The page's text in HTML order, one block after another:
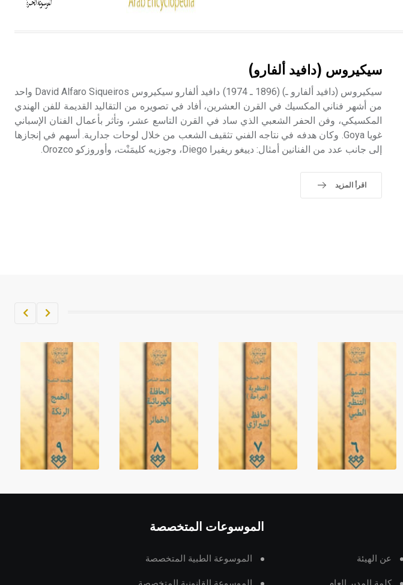
الحجم ويسمى الش
الإنكليزية أب
- هل تعلم أن أبجر Abgar اسم معروف
جيداً يعود إلى عدد من الملوك الذين
سيكيروس (دافيد ألفارو)
سيكيروس (دافيد ألفارو ـ) (1896 ـ 1974) دافيد ألفارو سيكيروس David Alfaro Siqueiros واحد
من أشهر فناني المكسيك في القرن العشرين، أفاد في تصويره من التقاليد القديمة للفن الهندي
المكسيكي، وفن الحفر الشعبي الذي ساد في القرن التاسع عشر، وتأثر بأعمال الفنان الإسباني
غويا Goya. وكان هدفه في نتاجه الفني تثقيف الشعب من خلال لوحات جدارية. أسهم في إنجازها
إلى جانب عدد من الفنانين أمثال: دييغو ريفيرا Diego، وجوزيه كليمَنْت، وأوروزكو Orozco.
اقرأ المزيد
عن الهيئة
الموسوعات المتخصصة
الموسوعة الطبية المتخصصة